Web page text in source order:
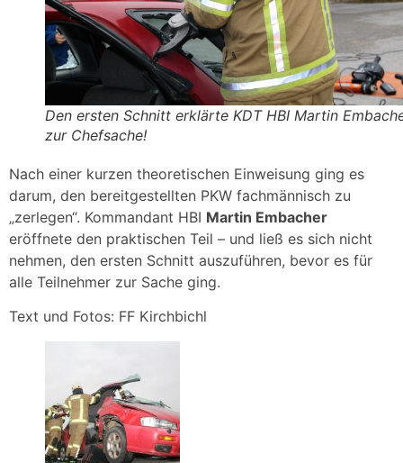
Den ersten Schnitt erklärte KDT HBI Martin
zur Chefsache!
Nach einer kurzen theoretischen Einweisung ging es
darum, den bereitgestellten PKW fachmännisch zu
„zerlegen“. Kommandant HBI Martin Embacher
eröffnete den praktischen Teil – und ließ es sich nicht
nehmen, den ersten Schnitt auszuführen, bevor es für
alle Teilnehmer zur Sache ging.
Text und Fotos: FF Kirchbichl